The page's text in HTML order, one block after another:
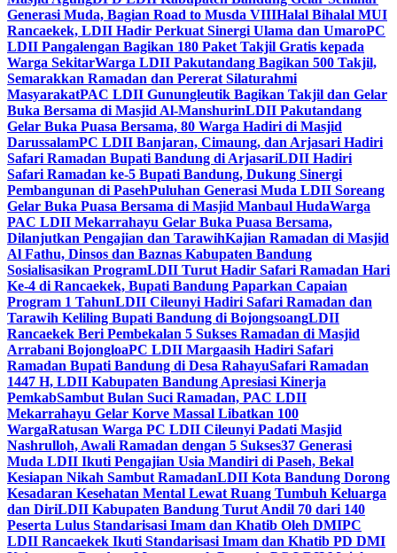
Generasi Muda, Bagian Road to Musda VIIIHalal Bihalal MUI
Rancaekek, LDII Hadir Perkuat Sinergi Ulama dan UmaroPC
LDII Pangalengan Bagikan 180 Paket Takjil Gratis kepada
Warga SekitarWarga LDII Pakutandang Bagikan 500 Takjil,
Semarakkan Ramadan dan Pererat Silaturahmi
MasyarakatPAC LDII Gunungleutik Bagikan Takjil dan Gelar
Buka Bersama di Masjid Al-ManshurinLDII Pakutandang
Gelar Buka Puasa Bersama, 80 Warga Hadiri di Masjid
DarussalamPC LDII Banjaran, Cimaung, dan Arjasari Hadiri
Safari Ramadan Bupati Bandung di ArjasariLDII Hadiri
Safari Ramadan ke-5 Bupati Bandung, Dukung Sinergi
Pembangunan di PasehPuluhan Generasi Muda LDII Soreang
Gelar Buka Puasa Bersama di Masjid Manbaul HudaWarga
PAC LDII Mekarrahayu Gelar Buka Puasa Bersama,
Dilanjutkan Pengajian dan TarawihKajian Ramadan di Masjid
Al Fathu, Dinsos dan Baznas Kabupaten Bandung
Sosialisasikan ProgramLDII Turut Hadir Safari Ramadan Hari
Ke-4 di Rancaekek, Bupati Bandung Paparkan Capaian
Program 1 TahunLDII Cileunyi Hadiri Safari Ramadan dan
Tarawih Keliling Bupati Bandung di BojongsoangLDII
Rancaekek Beri Pembekalan 5 Sukses Ramadan di Masjid
Arrabani BojongloaPC LDII Margaasih Hadiri Safari
Ramadan Bupati Bandung di Desa RahayuSafari Ramadan
1447 H, LDII Kabupaten Bandung Apresiasi Kinerja
PemkabSambut Bulan Suci Ramadan, PAC LDII
Mekarrahayu Gelar Korve Massal Libatkan 100
WargaRatusan Warga PC LDII Cileunyi Padati Masjid
Nashrulloh, Awali Ramadan dengan 5 Sukses37 Generasi
Muda LDII Ikuti Pengajian Usia Mandiri di Paseh, Bekal
Kesiapan Nikah Sambut RamadanLDII Kota Bandung Dorong
Kesadaran Kesehatan Mental Lewat Ruang Tumbuh Keluarga
dan DiriLDII Kabupaten Bandung Turut Andil 70 dari 140
Peserta Lulus Standarisasi Imam dan Khatib Oleh DMIPC
LDII Rancaekek Ikuti Standarisasi Imam dan Khatib PD DMI